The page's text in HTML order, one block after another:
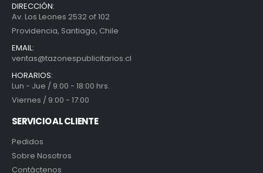
DIRECCIÓN:
Av. Los Leones 2532 of 102
Providencia, Santiago, Chile
EMAIL:
ventas@tazonespublicitarios.cl
HORARIOS:
Lun - Jue / 9:00 - 18:00 hrs.
Viernes / 9:00 - 17:00
SERVICIO AL CLIENTE
Pedidos
Sobre Nosotros
Contáctenos